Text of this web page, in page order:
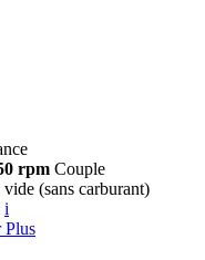
rpm Couple
vide (sans carburant)
i
Plus